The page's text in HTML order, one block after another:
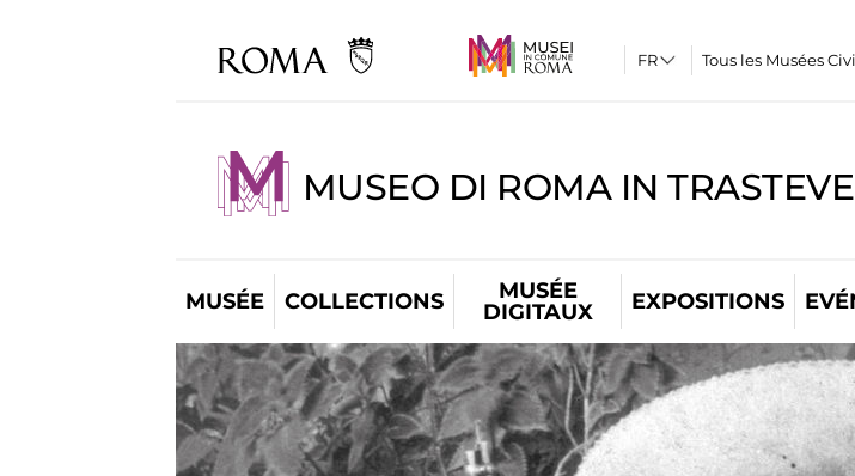
Tous les Musées
MUSEO DI ROMA IN
MUSÉE COLLECTIONS
MUSÉE
DIGITAUX
EXPOSITIONS